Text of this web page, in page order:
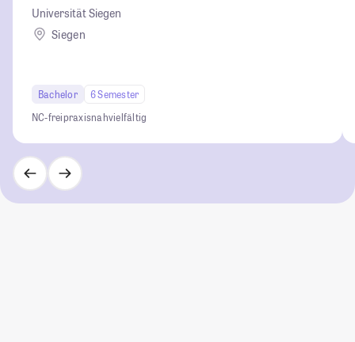
Universität Siegen
Siegen
Bachelor
6 Semester
NC-freipraxisnahvielfältig